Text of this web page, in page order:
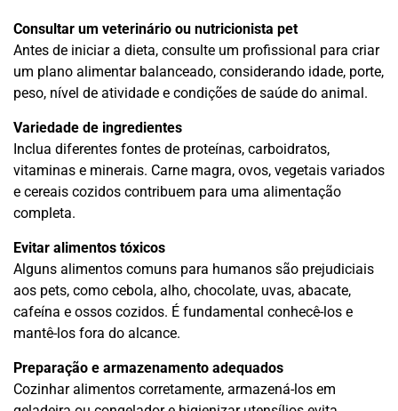
Consultar um veterinário ou nutricionista pet
Antes de iniciar a dieta, consulte um profissional para criar
um plano alimentar balanceado, considerando idade, porte,
peso, nível de atividade e condições de saúde do animal.
Variedade de ingredientes
Inclua diferentes fontes de proteínas, carboidratos,
vitaminas e minerais. Carne magra, ovos, vegetais variados
e cereais cozidos contribuem para uma alimentação
completa.
Evitar alimentos tóxicos
Alguns alimentos comuns para humanos são prejudiciais
aos pets, como cebola, alho, chocolate, uvas, abacate,
cafeína e ossos cozidos. É fundamental conhecê-los e
mantê-los fora do alcance.
Preparação e armazenamento adequados
Cozinhar alimentos corretamente, armazená-los em